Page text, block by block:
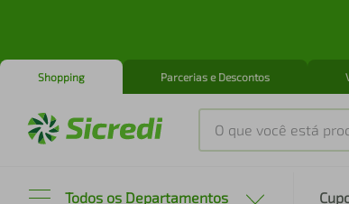
Shopping Parcerias e Descontos
O que você está
Todos os Departamentos